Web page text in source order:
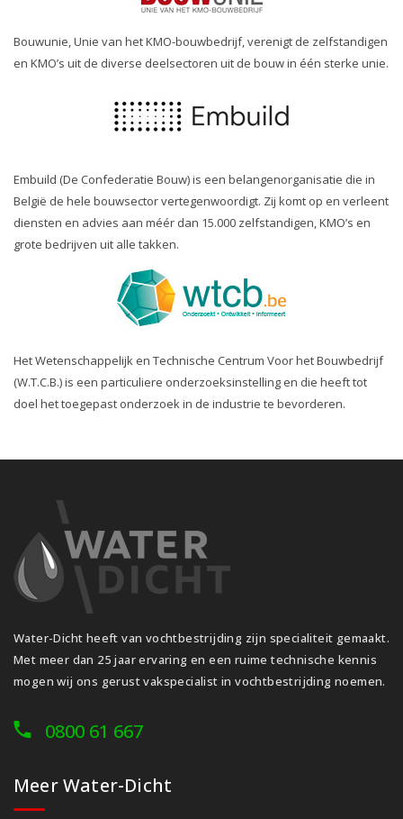
Bouwunie, Unie van het KMO-bouwbedrijf, verenigt de zelfstandigen
en KMO’s uit de diverse deelsectoren uit de bouw in één sterke unie.
Embuild (De Confederatie Bouw) is een belangenorganisatie die in
België de hele bouwsector vertegenwoordigt. Zij komt op en verleent
diensten en advies aan méér dan 15.000 zelfstandigen, KMO’s en
grote bedrijven uit alle takken.
Het Wetenschappelijk en Technische Centrum Voor het Bouwbedrijf
(W.T.C.B.) is een particuliere onderzoeksinstelling en die heeft tot
doel het toegepast onderzoek in de industrie te bevorderen.
Water-Dicht heeft van vochtbestrijding zijn specialiteit gemaakt.
Met meer dan 25 jaar ervaring en een ruime technische kennis
mogen wij ons gerust vakspecialist in vochtbestrijding noemen.
0800 61 667
Meer Water-Dicht